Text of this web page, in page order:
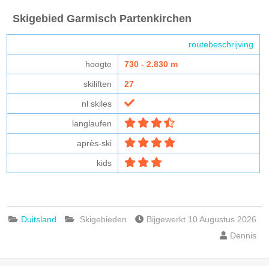
Skigebied Garmisch Partenkirchen
routebeschrijving
hoogte 730 - 2.830 m
skiliften 27
nl skiles
langlaufen
après-ski
kids
Duitsland Skigebieden
Bijgewerkt 10 Augustus 2026
Dennis